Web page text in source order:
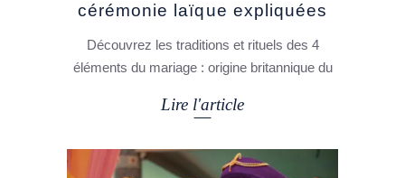
cérémonie laïque expliquées
Découvrez les traditions et rituels des 4
éléments du mariage : origine britannique du
Lire l'article